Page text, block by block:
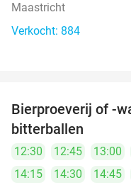
Maastricht
Verkocht: 884
Bierproeverij of -
bitterballen
12:30 12:45 13:00
14:15
14:30 14:45